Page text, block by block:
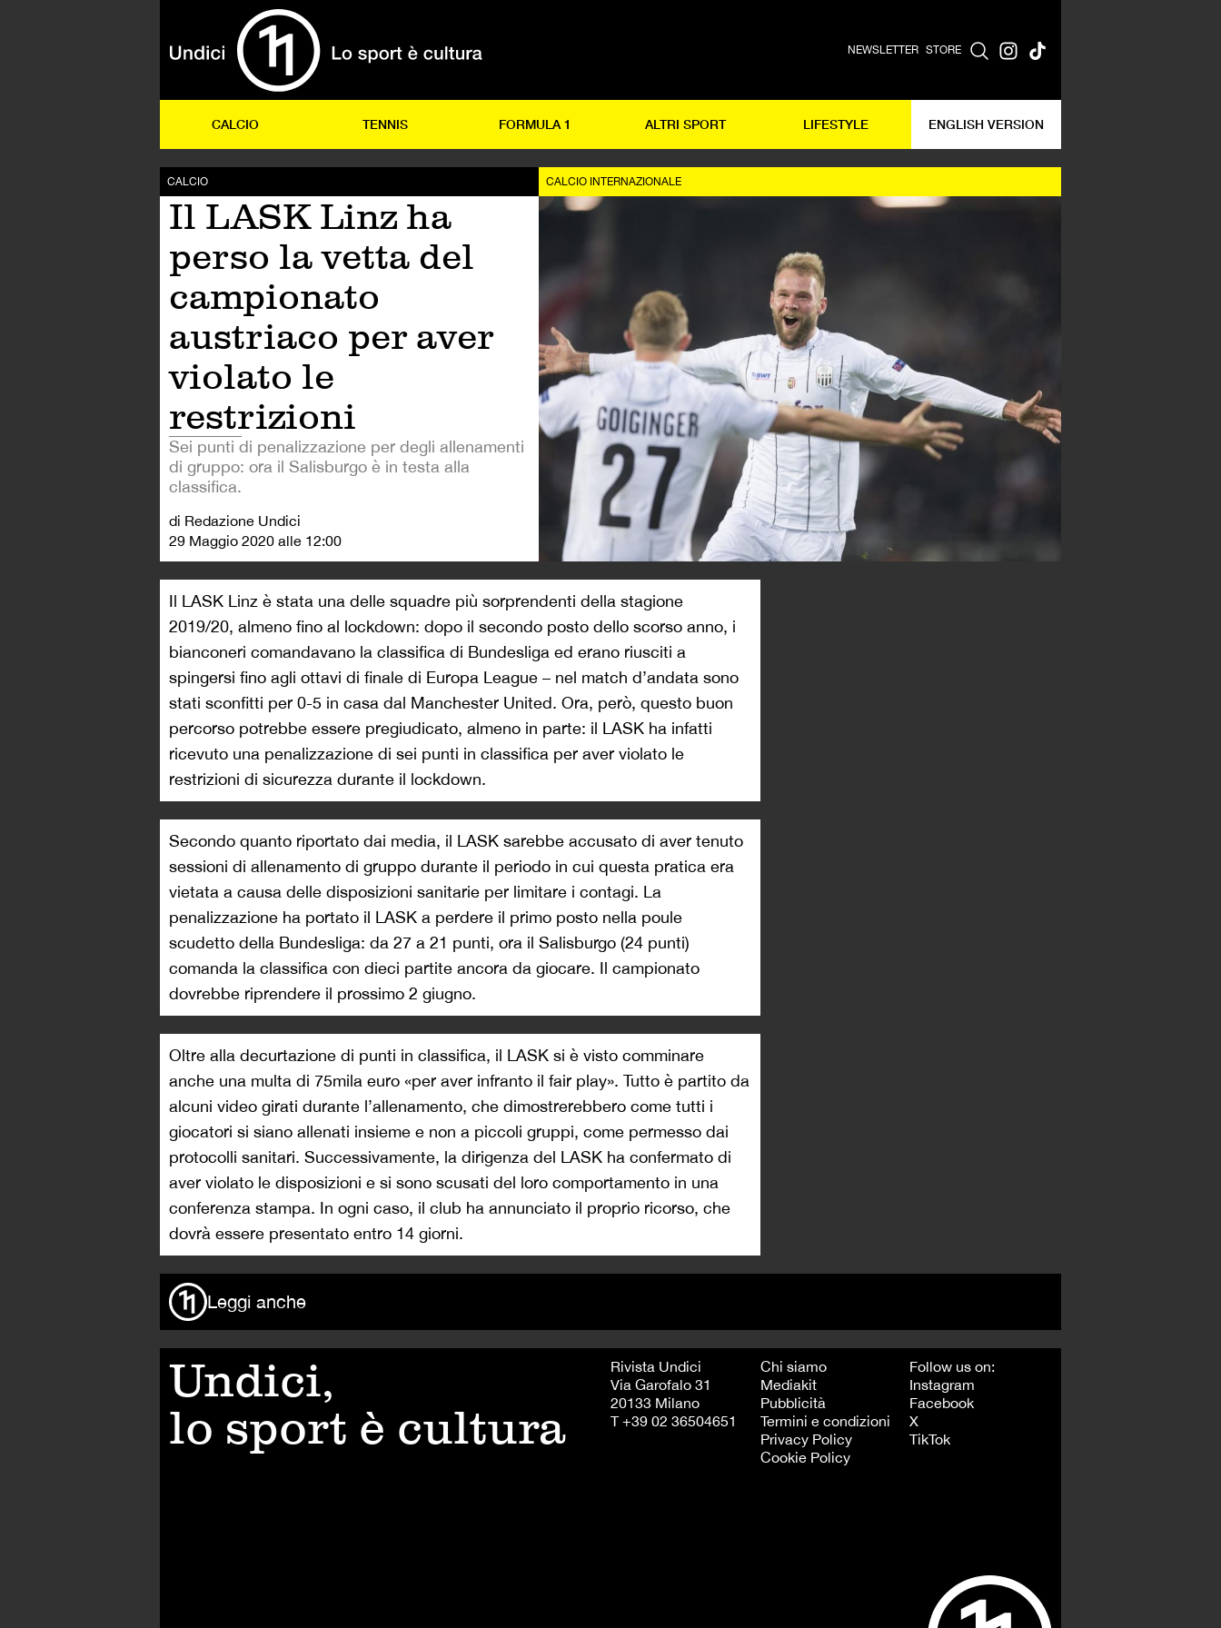
NEWSLETTER STORE
CALCIO TENNIS FORMULA 1 ALTRI SPORT LIFESTYLE ENGLISH VERSION
CALCIO
Il LASK Linz ha
perso la vetta del
campionato
austriaco per aver
violato le
restrizioni
Sei punti di penalizzazione per degli allenamenti
di gruppo: ora il Salisburgo è in testa alla
classifica.
di Redazione Undici
29 Maggio 2020 alle 12:00
CALCIO INTERNAZIONALE
Il LASK Linz è stata una delle squadre più sorprendenti della stagione
2019/20, almeno fino al lockdown: dopo il secondo posto dello scorso anno, i
bianconeri comandavano la classifica di Bundesliga ed erano riusciti a
spingersi fino agli ottavi di finale di Europa League – nel match d’andata sono
stati sconfitti per 0-5 in casa dal Manchester United. Ora, però, questo buon
percorso potrebbe essere pregiudicato, almeno in parte: il LASK ha infatti
ricevuto una penalizzazione di sei punti in classifica per aver violato le
restrizioni di sicurezza durante il lockdown.
Secondo quanto riportato dai media, il LASK sarebbe accusato di aver tenuto
sessioni di allenamento di gruppo durante il periodo in cui questa pratica era
vietata a causa delle disposizioni sanitarie per limitare i contagi. La
penalizzazione ha portato il LASK a perdere il primo posto nella poule
scudetto della Bundesliga: da 27 a 21 punti, ora il Salisburgo (24 punti)
comanda la classifica con dieci partite ancora da giocare. Il campionato
dovrebbe riprendere il prossimo 2 giugno.
Oltre alla decurtazione di punti in classifica, il LASK si è visto comminare
anche una multa di 75mila euro «per aver infranto il fair play». Tutto è partito da
alcuni video girati durante l’allenamento, che dimostrerebbero come tutti i
giocatori si siano allenati insieme e non a piccoli gruppi, come permesso dai
protocolli sanitari. Successivamente, la dirigenza del LASK ha confermato di
aver violato le disposizioni e si sono scusati del loro comportamento in una
conferenza stampa. In ogni caso, il club ha annunciato il proprio ricorso, che
dovrà essere presentato entro 14 giorni.
Leggi anche
Undici,
lo sport è cultura
Rivista Undici
Via Garofalo 31
20133 Milano
T +39 02 36504651
Chi siamo
Mediakit
Pubblicità
Termini e condizioni
Privacy Policy
Cookie Policy
Follow us on:
Instagram
Facebook
X
TikTok